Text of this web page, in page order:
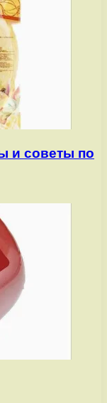
и советы по